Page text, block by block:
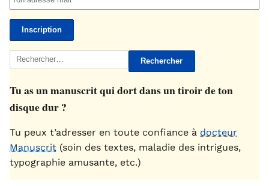
Rechercher :
Tu as un manuscrit qui dort dans un tiroir de ton
disque dur ?
Tu peux t’adresser en toute confiance à docteur
Manuscrit (soin des textes, maladie des intrigues,
typographie amusante, etc.)